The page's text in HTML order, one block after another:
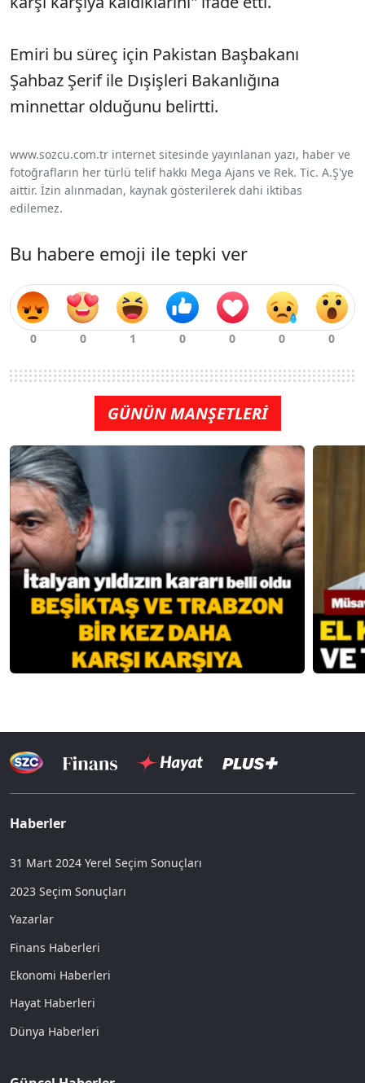
Emiri bu süreç için Pakistan Başbakanı
Şahbaz Şerif ile Dışişleri Bakanlığına
minnettar olduğunu belirtti.
www.sozcu.com.tr internet sitesinde yayınlanan yazı, haber ve
fotoğrafların her türlü telif hakkı Mega Ajans ve Rek. Tic. A.Ş'ye
aittir. İzin alınmadan, kaynak gösterilerek dahi iktibas
edilemez.
Bu habere emoji ile tepki ver
GÜNÜN MANŞETLERİ
Haberler
31 Mart 2024 Yerel Seçim Sonuçları
2023 Seçim Sonuçları
Yazarlar
Finans Haberleri
Ekonomi Haberleri
Hayat Haberleri
Dünya Haberleri